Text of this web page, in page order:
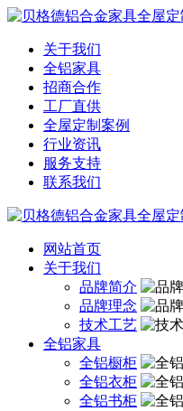
关于我们
全铝家具
招商合作
工厂直供
全屋定制案例
行业资讯
服务支持
联系我们
网站首页
关于我们
品牌简介
品牌理念
技术工艺
全铝家具
全铝橱柜
全铝衣柜
全铝书柜